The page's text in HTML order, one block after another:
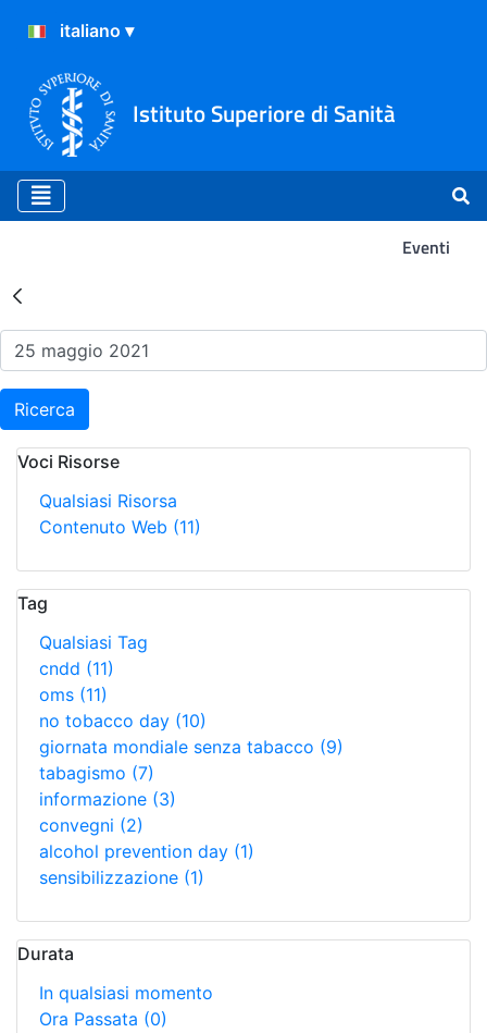
Istituto Superiore di Sanità
Eventi
Risultati della Ricerca -
Ricerca
Voci Risorse
Qualsiasi Risorsa
Contenuto Web (11)
Tag
Qualsiasi Tag
cndd (11)
oms (11)
no tobacco day (10)
giornata mondiale senza tabacco (9)
tabagismo (7)
informazione (3)
convegni (2)
alcohol prevention day (1)
sensibilizzazione (1)
Durata
In qualsiasi momento
Ora Passata (0)